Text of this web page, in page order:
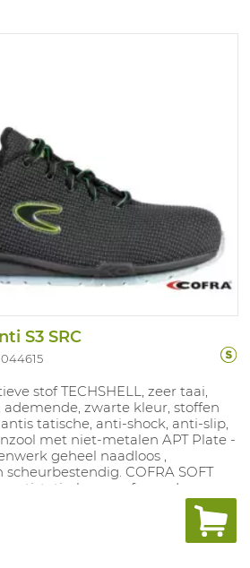
S3 SRC
stof TECHSHELL, zeer taai,
zwarte kleur, stoffen
tatische, anti-shock, anti-slip,
met niet-metalen APT Plate -
geheel naadloos ,
COFRA SOFT
antistatisch, geperforeerd,
zacht en comfortabel; de
laag zorgt voor absorptie van
en hoge slipweerstand;